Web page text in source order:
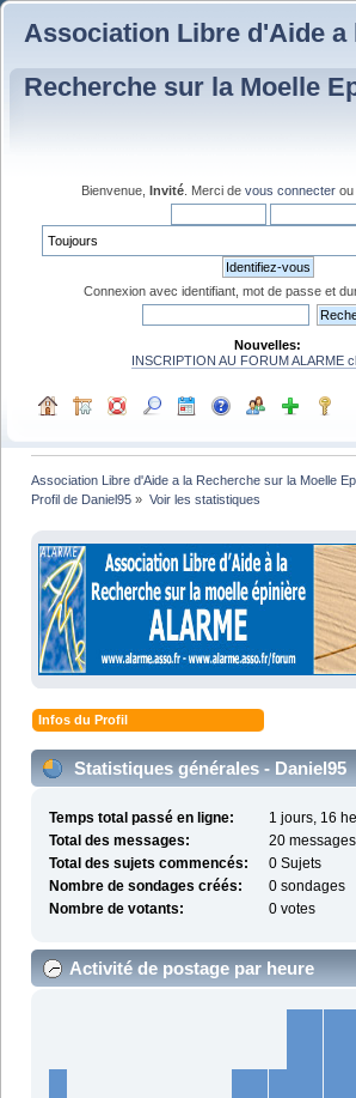
Association Libre d'Aide a
Recherche sur la Moelle
Bienvenue, Invité . Merci de vous connecter ou
Connexion avec identifiant, mot de passe et
Nouvelles:
INSCRIPTION AU FORUM ALARME
Association Libre d'Aide a la Recherche sur la Moelle
Profil de Daniel95 » Voir les statistiques
Infos du Profil
Statistiques générales - Daniel95
Temps total passé en ligne:
1 jours, 16
Total des messages:
20 messages
Total des sujets commencés:
0 Sujets
Nombre de sondages créés:
0 sondages
Nombre de votants:
0 votes
Activité de postage par heure